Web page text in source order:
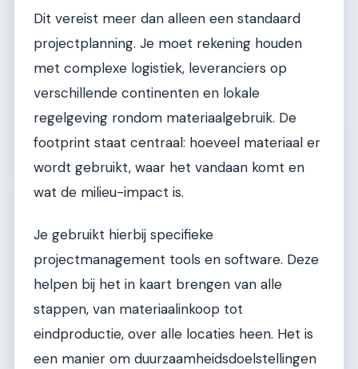
Dit vereist meer dan alleen een standaard
projectplanning. Je moet rekening houden
met complexe logistiek, leveranciers op
verschillende continenten en lokale
regelgeving rondom materiaalgebruik. De
footprint staat centraal: hoeveel materiaal er
wordt gebruikt, waar het vandaan komt en
wat de milieu-impact is.
Je gebruikt hierbij specifieke
projectmanagement tools en software. Deze
helpen bij het in kaart brengen van alle
stappen, van materiaalinkoop tot
eindproductie, over alle locaties heen. Het is
een manier om duurzaamheidsdoelstellingen